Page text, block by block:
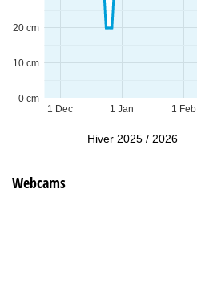
1 Dec 1 Jan 1 Feb
0 cm
10 cm
20 cm
Hiver 2025 / 2026
Webcams